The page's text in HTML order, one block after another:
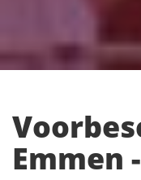
Emmen